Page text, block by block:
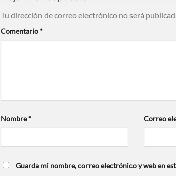
Tu dirección de correo electrónico no será
Comentario*
Nombre* Correo
Guarda mi nombre, correo electrónico y web en